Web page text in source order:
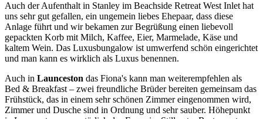
Auch der Aufenthalt in Stanley im Beachside Retreat West Inlet hat
uns sehr gut gefallen, ein ungemein liebes Ehepaar, dass diese
Anlage führt und wir bekamen zur Begrüßung einen liebevoll
gepackten Korb mit Milch, Kaffee, Eier, Marmelade, Käse und
kaltem Wein. Das Luxusbungalow ist umwerfend schön eingerichtet
und man kann es wirklich als Luxus benennen.
Auch in Launceston das Fiona's kann man weiterempfehlen als
Bed & Breakfast – zwei freundliche Brüder bereiten gemeinsam das
Frühstück, das in einem sehr schönen Zimmer eingenommen wird,
Zimmer und Dusche sind in Ordnung und sehr sauber. Höhepunkt